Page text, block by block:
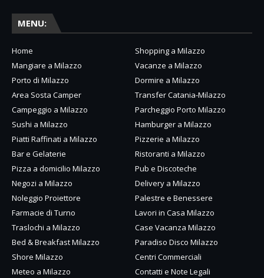
MENU:
Home
Shopping a Milazzo
Mangiare a Milazzo
Vacanze a Milazzo
Porto di Milazzo
Dormire a Milazzo
Area Sosta Camper
Transfer Catania-Milazzo
Campeggio a Milazzo
Parcheggio Porto Milazzo
Sushi a Milazzo
Hamburger a Milazzo
Piatti Raffinati a Milazzo
Pizzerie a Milazzo
Bar e Gelaterie
Ristoranti a Milazzo
Pizza a domicilio Milazzo
Pub e Discoteche
Negozi a Milazzo
Delivery a Milazzo
Noleggio Proiettore
Palestre e Benessere
Farmacie di Turno
Lavori in Casa Milazzo
Traslochi a Milazzo
Case Vacanza Milazzo
Bed & Breakfast Milazzo
Paradiso Disco Milazzo
Shore Milazzo
Centri Commerciali
Meteo a Milazzo
Contatti e Note Legali